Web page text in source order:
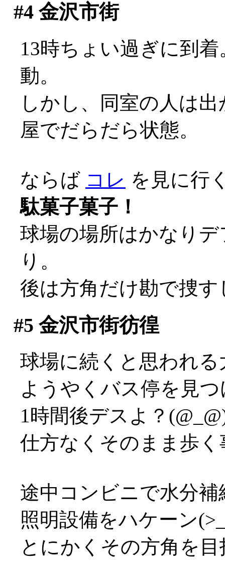
#4金沢市街
13時ちょい過ぎに到
動。
しかし、同室の人は
屋でだらだら状態。
ならば コレ を見に行
駄菓子菓子！
球場の場所はかなり
り。
後は方角だけ勘で捜
#5 金沢市街彷徨
球場に続くと思われ
ようやくバス停を見
1時間後デスよ？
仕方なくそのまま歩く
途中コンビニで水分
照明設備をハケーン
とにかくその方角を